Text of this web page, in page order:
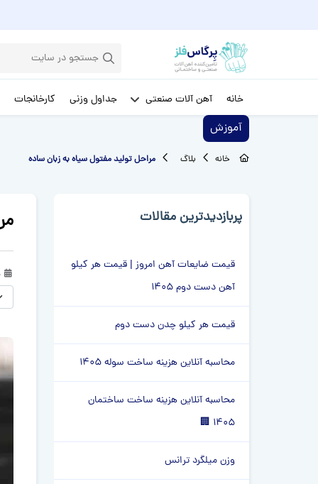
خانه آهن آلات صنعتی جداول وزنی کارخانجات
آموزش
خانه بلاگ مراحل تولید مفتول سیاه به زبان ساده
پربازدیدترین مقالات
قیمت ضایعات آهن امروز | قیمت هر کیلو
آهن دست دوم 1405
قیمت هر کیلو چدن دست دوم
محاسبه آنلاین هزینه ساخت سوله 1405
محاسبه آنلاین هزینه ساخت ساختمان
1405 🏢
وزن میلگرد ترانس